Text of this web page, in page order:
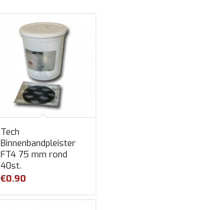
Tech
Binnenbandpleister
FT4 75 mm rond
40st.
€0.90